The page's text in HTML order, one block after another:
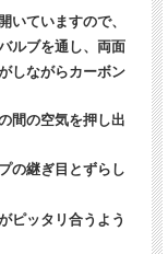
いていますので、
ルブを通し、両面
しながらカーボン
間の空気を押し出
の継ぎ目とずらし
ピッタリ合うよう